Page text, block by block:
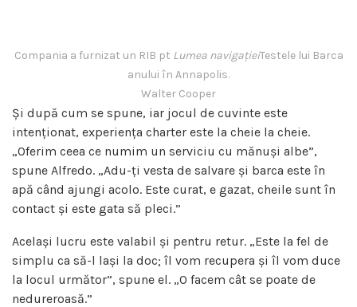
Compania a furnizat un RIB pt Lumea navigațieiTestele lui Barca
anului în Annapolis.
Walter Cooper
Și după cum se spune, iar jocul de cuvinte este
intenționat, experiența charter este la cheie la cheie.
„Oferim ceea ce numim un serviciu cu mănuși albe”,
spune Alfredo. „Adu-ți vesta de salvare și barca este în
apă când ajungi acolo. Este curat, e gazat, cheile sunt în
contact și este gata să pleci.”
Același lucru este valabil și pentru retur. „Este la fel de
simplu ca să-l lași la doc; îl vom recupera și îl vom duce
la locul următor”, spune el. „O facem cât se poate de
nedureroasă.”